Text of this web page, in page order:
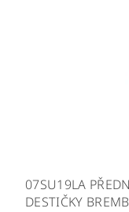
07SU19LA
DESTIČKY